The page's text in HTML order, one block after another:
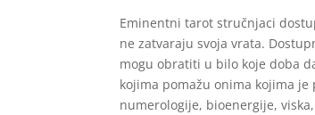
Eminentni tarot stručnjaci
ne zatvaraju svoja vrata.
mogu obratiti u bilo koje doba
kojima pomažu onima kojima
numerologije, bioenergije,